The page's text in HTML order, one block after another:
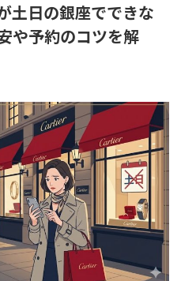
土日の銀座でできな
や予約のコツを解